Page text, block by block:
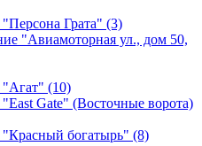
"Персона Грата" (3)
"Авиамоторная ул., дом 50,
"Агат" (10)
Gate" (Восточные ворота)
"Красный богатырь" (8)